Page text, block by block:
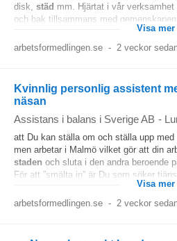
disk, städ mm. Hjärtat i vår
och bak tillsammans med gemenskapen
Visa mer
arbetsformedlingen.se - 2 veckor
Kvinnlig personlig assistent
näsan
Assistans i balans i Sverige AB -
att Du kan ställa om och ställa upp
men arbetar i Malmö vilket gör att din
staden och sluta i den andra beroende
För att ”smälta in” är Du som söker
Visa mer
arbetsformedlingen.se - 2 veckor